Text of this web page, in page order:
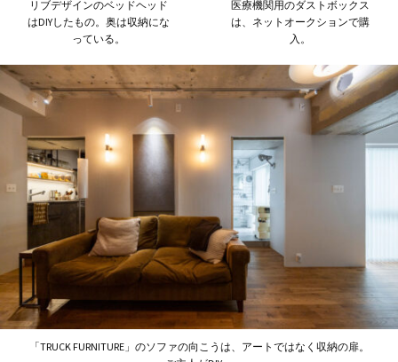
リブデザインのベッドヘッド
はDIYしたもの。奥は収納にな
っている。
医療機関用のダストボックス
は、ネットオークションで購
入。
「TRUCK FURNITURE」のソファの向こうは、アートではなく収納の扉。